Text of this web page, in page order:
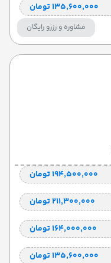
۱۳۵٬۶۰۰٬۰۰۰ تومان
مشاوره و رزرو رایگان
۱۹۴٬۵۰۰٬۰۰۰ تومان
۲۱۱٬۳۰۰٬۰۰۰ تومان
۱۶۴٬۰۰۰٬۰۰۰ تومان
۱۳۵٬۶۰۰٬۰۰۰ تومان